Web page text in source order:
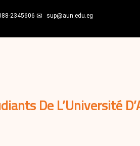
2345606 sup@aun.edu.eg
De L’Université